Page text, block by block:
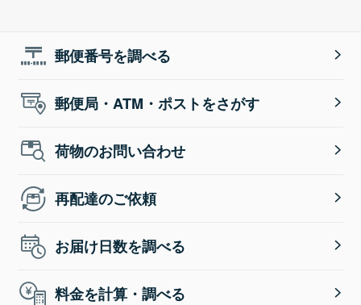
郵便番号を調べる
郵便局・ATM・ポストをさがす
荷物のお問い合わせ
再配達のご依頼
お届け日数を調べる
料金を計算・調べる